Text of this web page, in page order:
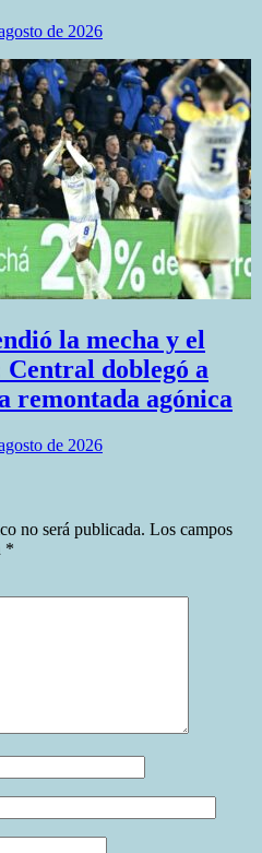
de 2026
la mecha y el
doblegó a
remontada agónica
de 2026
no será publicada. Los campos
*